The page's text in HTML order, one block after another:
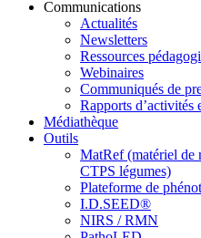
Communications
Actualités
Newsletters
Ressources
Webinaires
Communiqués de
Rapports d’activités
Médiathèque
Outils
MatRef (matériel de
CTPS légumes)
Plateforme de
I.D.SEED®
NIRS / RMN